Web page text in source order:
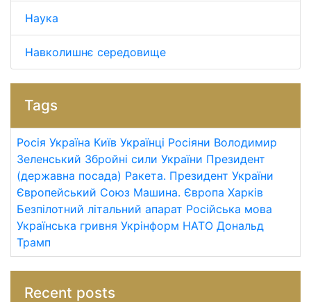
Наука
Навколишнє середовище
Tags
Росія Україна Київ Українці Росіяни Володимир
Зеленський Збройні сили України Президент
(державна посада) Ракета. Президент України
Європейський Союз Машина. Європа Харків
Безпілотний літальний апарат Російська мова
Українська гривня Укрінформ НАТО Дональд
Трамп
Recent posts